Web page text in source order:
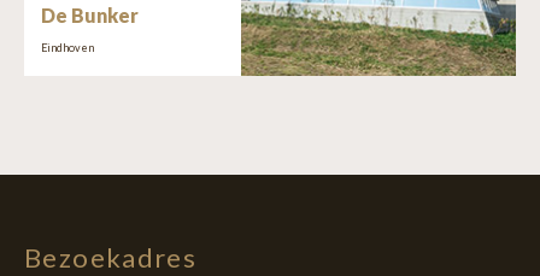
De Bunker
Eindhoven
Bezoekadres